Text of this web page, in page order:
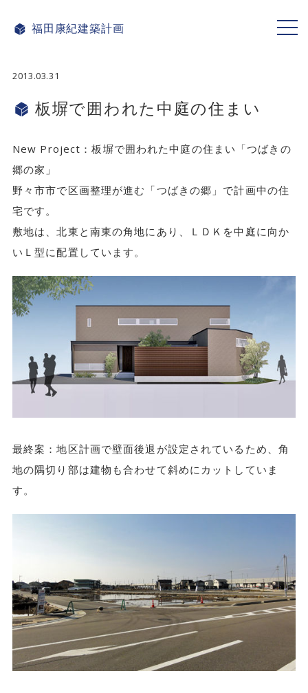
福田康紀建築計画
ME
2013.03.31
板塀で囲われた中庭の住まい
New Project：板塀で囲われた中庭の住まい「つばきの
郷の家」
野々市市で区画整理が進む「つばきの郷」で計画中の住
宅です。
敷地は、北東と南東の角地にあり、ＬＤＫを中庭に向か
いＬ型に配置しています。
最終案：地区計画で壁面後退が設定されているため、角
地の隅切り部は建物も合わせて斜めにカットしていま
す。